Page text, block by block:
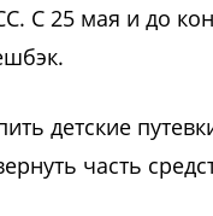
С 25 мая и до
детские
часть